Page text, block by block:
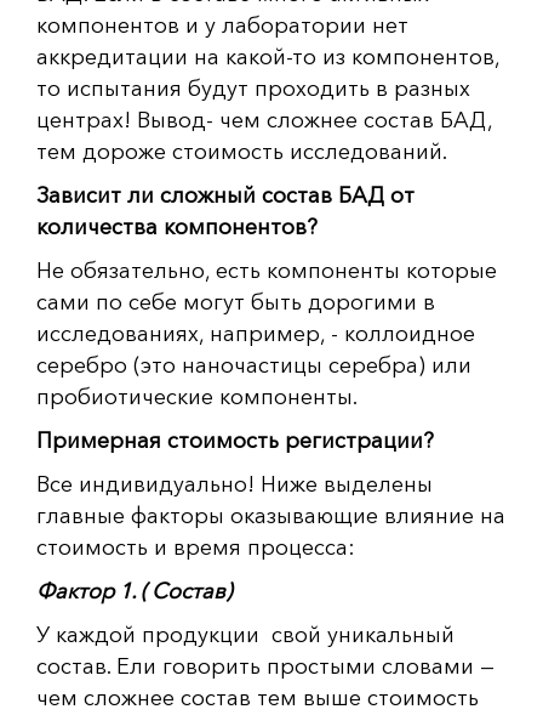
компонентов и у лаборатории нет
аккредитации на какой-то из компонентов,
то испытания будут проходить в разных
центрах! Вывод- чем сложнее состав БАД,
тем дороже стоимость исследований.
Зависит ли сложный состав БАД от
количества компонентов?
Не обязательно, есть компоненты которые
сами по себе могут быть дорогими в
исследованиях, например, - коллоидное
серебро (это наночастицы серебра) или
пробиотические компоненты.
Примерная стоимость регистрации?
Все индивидуально! Ниже выделены
главные факторы оказывающие влияние на
стоимость и время процесса:
Фактор 1. ( Состав)
У каждой продукции свой уникальный
состав. Ели говорить простыми словами —
чем сложнее состав тем выше стоимость